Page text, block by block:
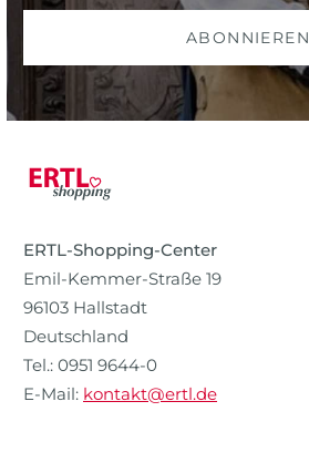
ABONNIEREN
ERTL-Shopping-Center
Emil-Kemmer-Straße 19
96103 Hallstadt
Deutschland
Tel.: 0951 9644-0
E-Mail: kontakt@ertl.de